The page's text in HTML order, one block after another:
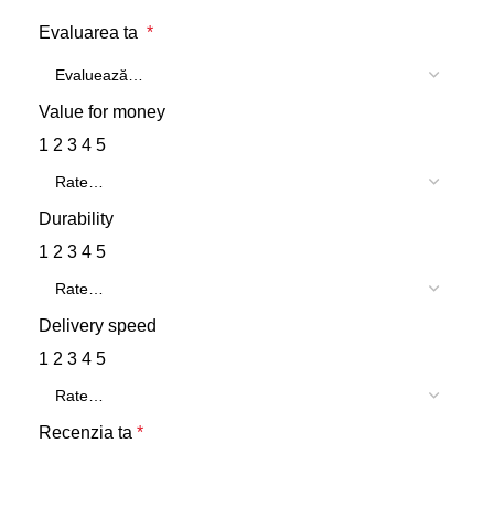
Evaluarea ta *
Value for money
1 2 3 4 5
Durability
1 2 3 4 5
Delivery speed
1 2 3 4 5
Recenzia ta *